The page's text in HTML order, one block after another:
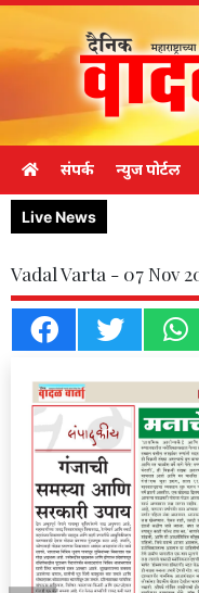
संपर्क न्युज पोर्टल
Live News
Vadal Varta - 07 Nov